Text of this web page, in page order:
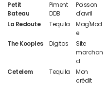
Petit
Bateau
Piment
DDB
Poisson
d'avril
La Redoute
Tequila
Mag'Mod
e
The Kooples
Digitas
Site
marchan
d
Cetelem Tequila
Mon
crédit